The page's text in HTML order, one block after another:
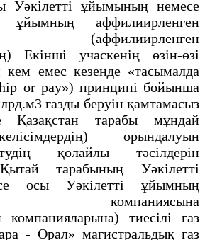
Уәкілетті ұйымының немесе
ұйымның аффилиирленген
(аффилиирленген
Екінші учаскенің өзін-өзі
кем емес кезеңде «тасымалда
or pay») принципі бойынша
газды беруін қамтамасыз
Қазақстан тарабы мұндай
орындалуын
қолайлы тәсілдерін
тарабының Уәкілетті
осы Уәкілетті ұйымның
компаниясына
компанияларына) тиесілі газ
- Орал» магистральдық газ